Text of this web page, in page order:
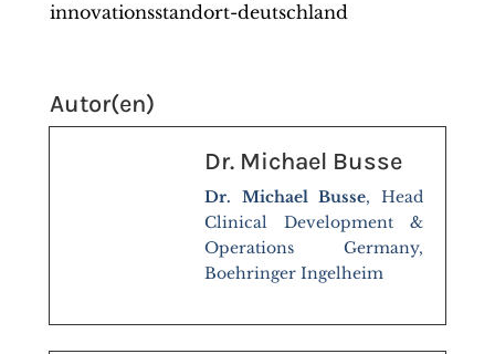
innovationsstandort-deutschland
Autor(en)
Dr. Michael Busse
Dr. Michael Busse, Head
Clinical Development &
Operations Germany,
Boehringer Ingelheim